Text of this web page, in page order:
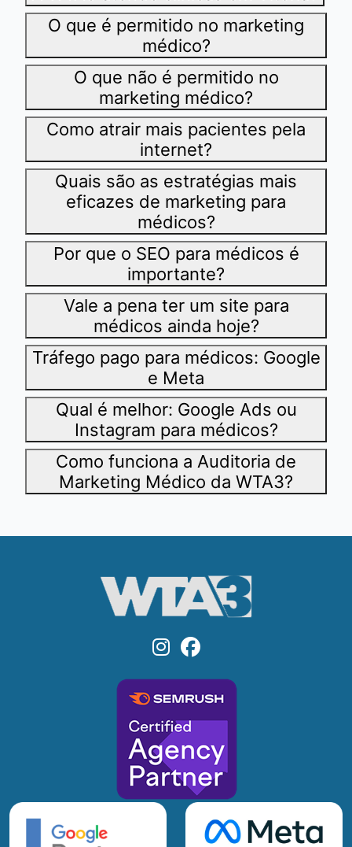
O que é permitido no marketing
médico?
O que não é permitido no
marketing médico?
Como atrair mais pacientes pela
internet?
Quais são as estratégias mais
eficazes de marketing para
médicos?
Por que o SEO para médicos é
importante?
Vale a pena ter um site para
médicos ainda hoje?
Tráfego pago para médicos: Google
e Meta
Qual é melhor: Google Ads ou
Instagram para médicos?
Como funciona a Auditoria de
Marketing Médico da WTA3?